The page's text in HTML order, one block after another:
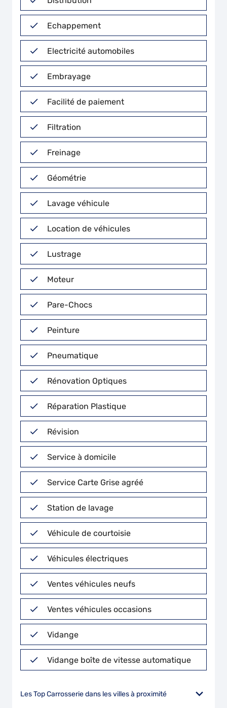
Echappement
Electricité automobiles
Embrayage
Facilité de paiement
Filtration
Freinage
Géométrie
Lavage véhicule
Location de véhicules
Lustrage
Moteur
Pare-Chocs
Peinture
Pneumatique
Rénovation Optiques
Réparation Plastique
Révision
Service à domicile
Service Carte Grise agréé
Station de lavage
Véhicule de courtoisie
Véhicules électriques
Ventes véhicules neufs
Ventes véhicules occasions
Vidange
Vidange boîte de vitesse automatique
Les Top Carrosserie dans les villes à proximité